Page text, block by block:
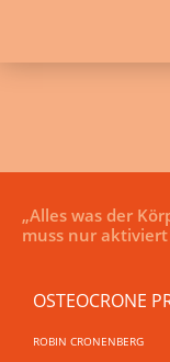
„Alles was der
muss nur
OSTEOCRONE
ROBIN CRONENBERG